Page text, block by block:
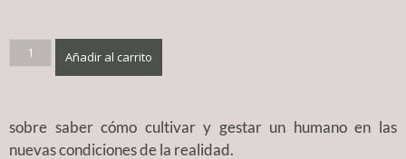
Añadir al carrito
sobre saber cómo cultivar y gestar un humano en las
nuevas condiciones de la realidad.